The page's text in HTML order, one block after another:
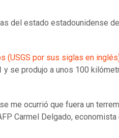
del estado estadounidense
(USGS por sus siglas en
y se produjo a unos 100
me ocurrió que fuera un
Carmel Delgado, economista